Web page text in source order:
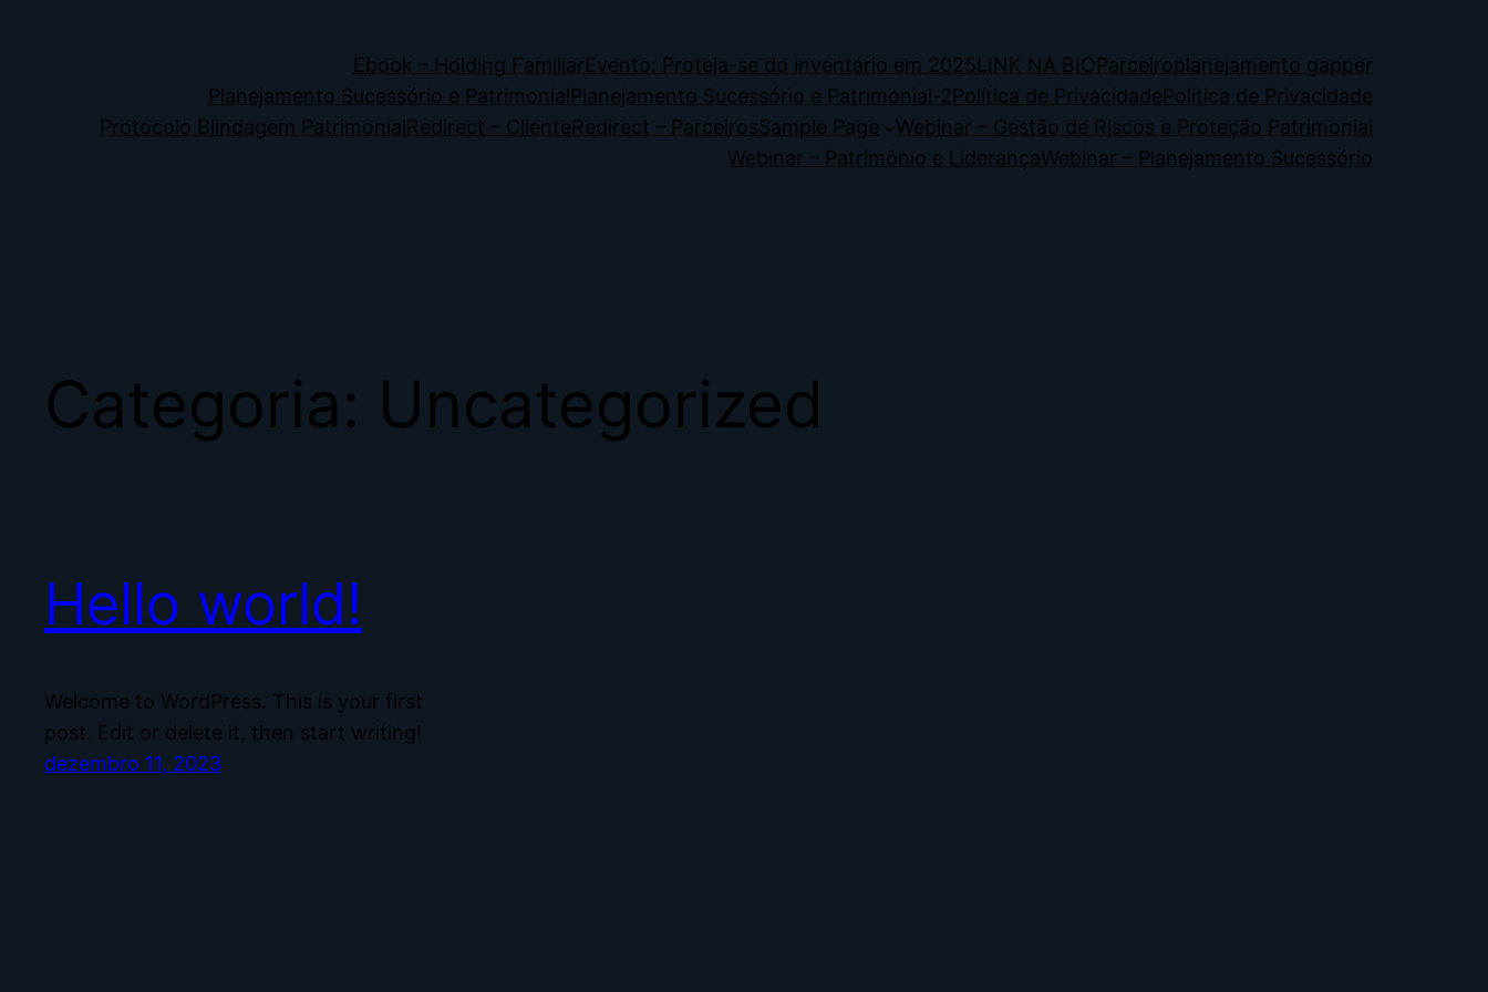
Ebook – Holding FamiliarEvento: Proteja-se do inventário em 2025LINK NA BIOParceiroplanejamento gapper
Planejamento Sucessório e PatrimonialPlanejamento Sucessório e Patrimonial-2Política de PrivacidadePolítica de Privacidade
Protocolo Blindagem PatrimonialRedirect – ClienteRedirect – ParceirosSample Page
Webinar – Gestão de Riscos e Proteção Patrimonial
Webinar – Patrimônio e LiderançaWebinar – Planejamento Sucessório
Categoria: Uncategorized
Hello world!
Welcome to WordPress. This is your first
post. Edit or delete it, then start writing!
dezembro 11, 2023